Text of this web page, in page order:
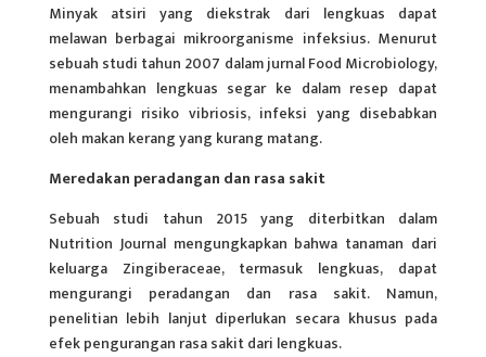
Minyak atsiri yang diekstrak dari lengkuas dapat
melawan berbagai mikroorganisme infeksius. Menurut
sebuah studi tahun 2007 dalam jurnal Food Microbiology,
menambahkan lengkuas segar ke dalam resep dapat
mengurangi risiko vibriosis, infeksi yang disebabkan
oleh makan kerang yang kurang matang.
Meredakan peradangan dan rasa sakit
Sebuah studi tahun 2015 yang diterbitkan dalam
Nutrition Journal mengungkapkan bahwa tanaman dari
keluarga Zingiberaceae, termasuk lengkuas, dapat
mengurangi peradangan dan rasa sakit. Namun,
penelitian lebih lanjut diperlukan secara khusus pada
efek pengurangan rasa sakit dari lengkuas.